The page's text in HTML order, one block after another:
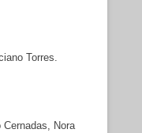
Torres.
Cernadas, Nora